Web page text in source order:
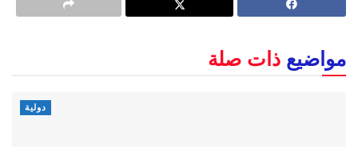
مواضيع ذات صلة
دولية